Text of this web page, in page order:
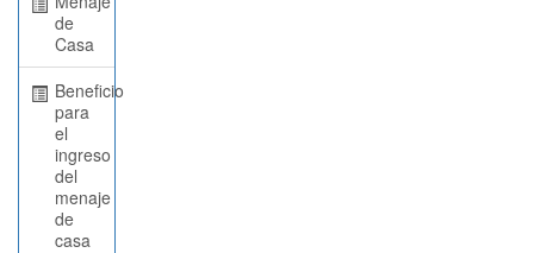
de
Casa
Beneficio
para
el
ingreso
del
menaje
de
casa